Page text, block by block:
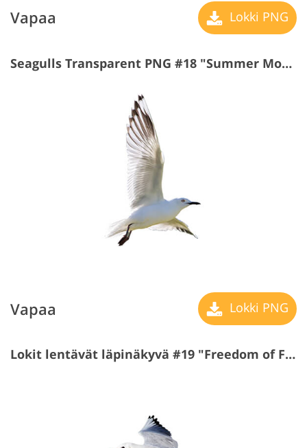
Vapaa Lokki PNG
Seagulls Transparent PNG #18 "Summer Mood"
Vapaa Lokki PNG
Lokit lentävät läpinäkyvä #19 "Freedom of Flight"